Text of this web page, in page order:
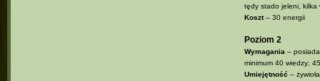
tędy stado jeleni, kilka
Koszt– 30 energii
Poziom 2
Wymagania–
minimum 40 wiedzy;
Umiejętność –